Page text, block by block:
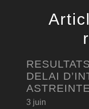
DELAI
ASTREINTE
3 juin